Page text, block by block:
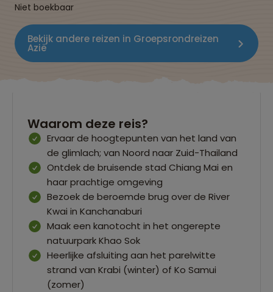
Niet boekbaar
Bekijk andere reizen in Groepsrondreizen
Azië
Waarom deze reis?
Ervaar de hoogtepunten van het land van
de glimlach; van Noord naar Zuid-Thailand
Ontdek de bruisende stad Chiang Mai en
haar prachtige omgeving
Bezoek de beroemde brug over de River
Kwai in Kanchanaburi
Maak een kanotocht in het ongerepte
natuurpark Khao Sok
Heerlijke afsluiting aan het parelwitte
strand van Krabi (winter) of Ko Samui
(zomer)